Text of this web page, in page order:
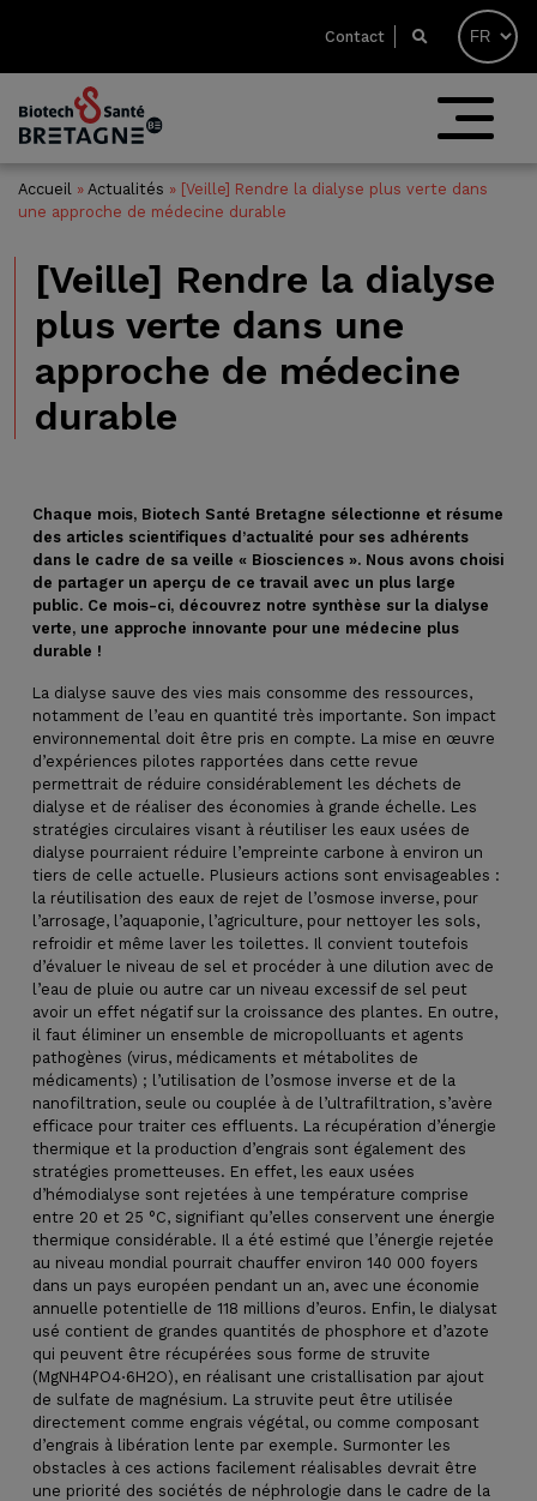
Contact
Accueil » Actualités » [Veille] Rendre la dialyse plus verte dans
une approche de médecine durable
[Veille] Rendre la dialyse
plus verte dans une
approche de médecine
durable
Chaque mois, Biotech Santé Bretagne sélectionne et résume
des articles scientifiques d’actualité pour ses adhérents
dans le cadre de sa veille « Biosciences ». Nous avons choisi
de partager un aperçu de ce travail avec un plus large
public. Ce mois-ci, découvrez notre synthèse sur la dialyse
verte, une approche innovante pour une médecine plus
durable !
La dialyse sauve des vies mais consomme des ressources,
notamment de l’eau en quantité très importante. Son impact
environnemental doit être pris en compte. La mise en œuvre
d’expériences pilotes rapportées dans cette revue
permettrait de réduire considérablement les déchets de
dialyse et de réaliser des économies à grande échelle. Les
stratégies circulaires visant à réutiliser les eaux usées de
dialyse pourraient réduire l’empreinte carbone à environ un
tiers de celle actuelle. Plusieurs actions sont envisageables :
la réutilisation des eaux de rejet de l’osmose inverse, pour
l’arrosage, l’aquaponie, l’agriculture, pour nettoyer les sols,
refroidir et même laver les toilettes. Il convient toutefois
d’évaluer le niveau de sel et procéder à une dilution avec de
l’eau de pluie ou autre car un niveau excessif de sel peut
avoir un effet négatif sur la croissance des plantes. En outre,
il faut éliminer un ensemble de micropolluants et agents
pathogènes (virus, médicaments et métabolites de
médicaments) ; l’utilisation de l’osmose inverse et de la
nanofiltration, seule ou couplée à de l’ultrafiltration, s’avère
efficace pour traiter ces effluents. La récupération d’énergie
thermique et la production d’engrais sont également des
stratégies prometteuses. En effet, les eaux usées
d’hémodialyse sont rejetées à une température comprise
entre 20 et 25 °C, signifiant qu’elles conservent une énergie
thermique considérable. Il a été estimé que l’énergie rejetée
au niveau mondial pourrait chauffer environ 140 000 foyers
dans un pays européen pendant un an, avec une économie
annuelle potentielle de 118 millions d’euros. Enfin, le dialysat
usé contient de grandes quantités de phosphore et d’azote
qui peuvent être récupérées sous forme de struvite
(MgNH4PO4⋅6H2O), en réalisant une cristallisation par ajout
de sulfate de magnésium. La struvite peut être utilisée
directement comme engrais végétal, ou comme composant
d’engrais à libération lente par exemple. Surmonter les
obstacles à ces actions facilement réalisables devrait être
une priorité des sociétés de néphrologie dans le cadre de la